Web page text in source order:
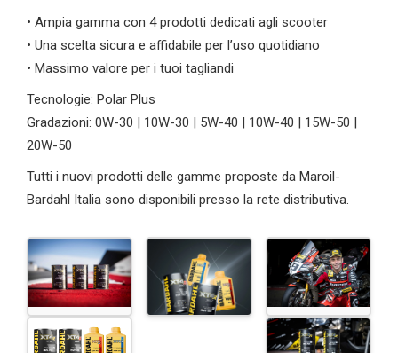
• Ampia gamma con 4 prodotti dedicati agli scooter
• Una scelta sicura e affidabile per l’uso quotidiano
• Massimo valore per i tuoi tagliandi
Tecnologie: Polar Plus
Gradazioni: 0W-30 | 10W-30 | 5W-40 | 10W-40 | 15W-50 |
20W-50
Tutti i nuovi prodotti delle gamme proposte da Maroil-
Bardahl Italia sono disponibili presso la rete distributiva.